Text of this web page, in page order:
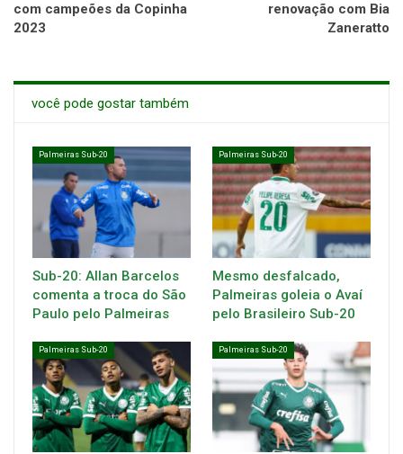
com campeões da Copinha
2023
renovação com Bia
Zaneratto
você pode gostar também
Palmeiras Sub-20
Sub-20: Allan Barcelos
comenta a troca do São
Paulo pelo Palmeiras
Palmeiras Sub-20
Mesmo desfalcado,
Palmeiras goleia o Avaí
pelo Brasileiro Sub-20
Palmeiras Sub-20 Palmeiras Sub-20